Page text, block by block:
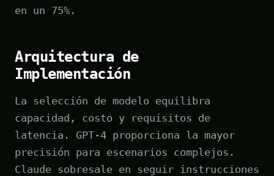
en un 75%.
Arquitectura de
Implementación
La selección de modelo equilibra
capacidad, costo y requisitos de
latencia. GPT-4 proporciona la mayor
precisión para escenarios complejos.
Claude sobresale en seguir instrucciones